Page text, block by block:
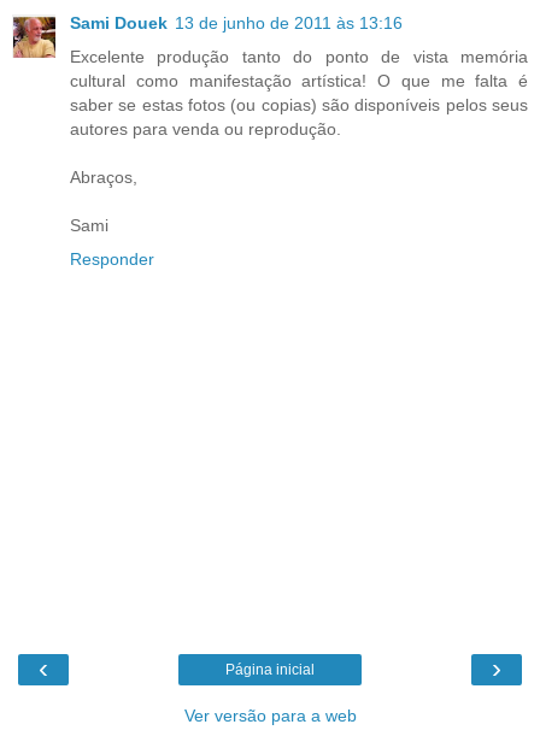
Sami Douek 13 de junho de 2011 às 13:16
Excelente produção tanto do ponto de vista memória
cultural como manifestação artística! O que me falta é
saber se estas fotos (ou copias) são disponíveis pelos seus
autores para venda ou reprodução.
Abraços,
Sami
Responder
‹ ›
Página inicial
Ver versão para a web